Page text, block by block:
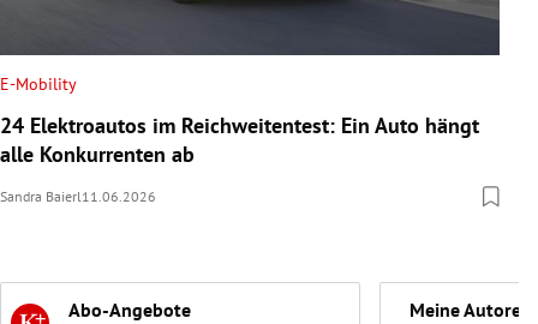
E-Mobility
24 Elektroautos im Reichweitentest: Ein Auto hängt
alle Konkurrenten ab
Sandra Baierl11.06.2026
Abo-Angebote Meine Autoren